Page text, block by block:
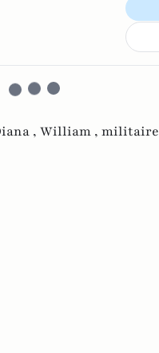
, William , militaire